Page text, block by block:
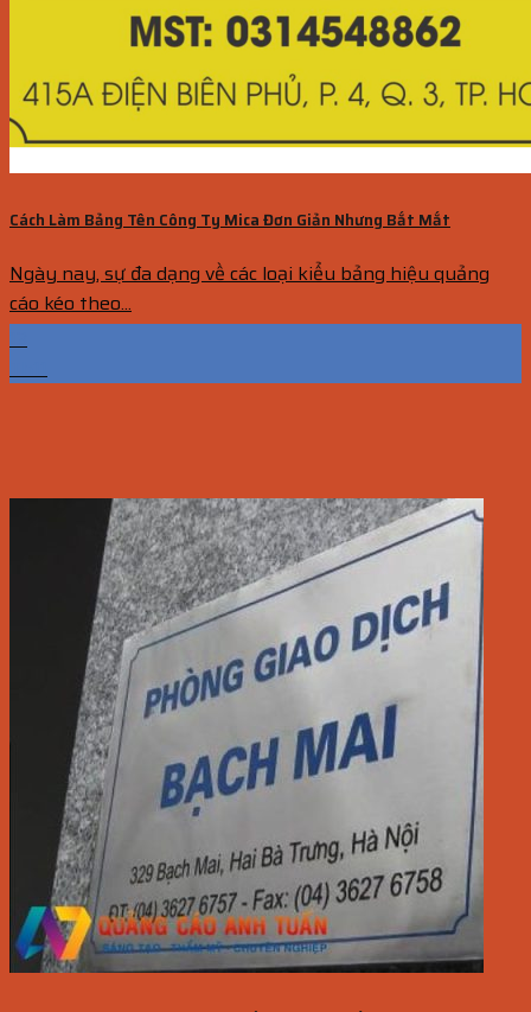
Cách Làm Bảng Tên Công Ty Mica Đơn Giản Nhưng Bắt Mắt
Ngày nay, sự đa dạng về các loại kiểu bảng hiệu quảng
cáo kéo theo...